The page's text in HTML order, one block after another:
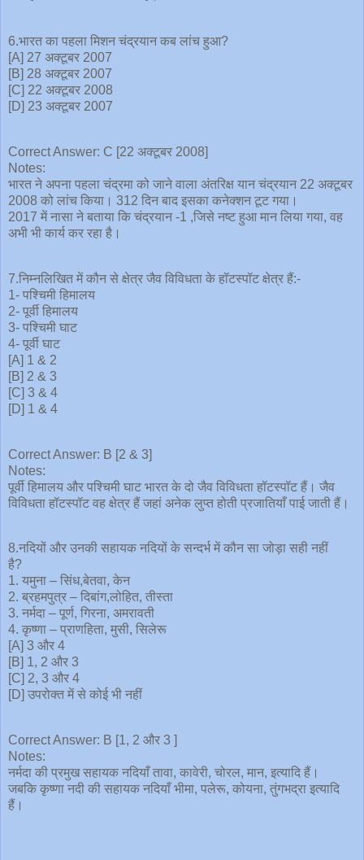
6.भारत का पहला मिशन चंद्रयान कब लांच हुआ?
[A] 27 अक्टूबर 2007
[B] 28 अक्टूबर 2007
[C] 22 अक्टूबर 2008
[D] 23 अक्टूबर 2007
Correct Answer: C [22 अक्टूबर 2008]
Notes:
भारत ने अपना पहला चंद्रमा को जाने वाला अंतरिक्ष यान चंद्रयान 22 अक्टूबर
2008 को लांच किया। 312 दिन बाद इसका कनेक्शन टूट गया।
2017 में नासा ने बताया कि चंद्रयान -1 ,जिसे नष्ट हुआ मान लिया गया, वह
अभी भी कार्य कर रहा है।
7.निम्नलिखित में कौन से क्षेत्र जैव विविधता के हॉटस्पॉट क्षेत्र हैं:-
1- पश्चिमी हिमालय
2- पूर्वी हिमालय
3- पश्चिमी घाट
4- पूर्वी घाट
[A] 1 & 2
[B] 2 & 3
[C] 3 & 4
[D] 1 & 4
Correct Answer: B [2 & 3]
Notes:
पूर्वी हिमालय और पश्चिमी घाट भारत के दो जैव विविधता हॉटस्पॉट हैं। जैव
विविधता हॉटस्पॉट वह क्षेत्र हैं जहां अनेक लुप्त होती प्रजातियाँ पाई जाती हैं।
8.नदियों और उनकी सहायक नदियों के सन्दर्भ में कौन सा जोड़ा सही नहीं
है?
1. यमुना – सिंध,बेतवा, केन
2. ब्रहमपुत्र – दिबांग,लोहित, तीस्ता
3. नर्मदा – पूर्ण, गिरना, अमरावती
4. कृष्णा – प्राणहिता, मुसी, सिलेरू
[A] 3 और 4
[B] 1, 2 और 3
[C] 2, 3 और 4
[D] उपरोक्त में से कोई भी नहीं
Correct Answer: B [1, 2 और 3 ]
Notes:
नर्मदा की प्रमुख सहायक नदियाँ तावा, कावेरी, चोरल, मान, इत्यादि हैं।
जबकि कृष्णा नदी की सहायक नदियाँ भीमा, पलेरू, कोयना, तुंगभद्रा इत्यादि
हैं।